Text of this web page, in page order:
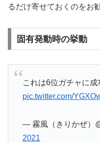
るだけ寄せておくのをお
固有発動時の挙動
これは6位ガチャに
pic.twitter.com/
— 霧風（きりかぜ）
2021